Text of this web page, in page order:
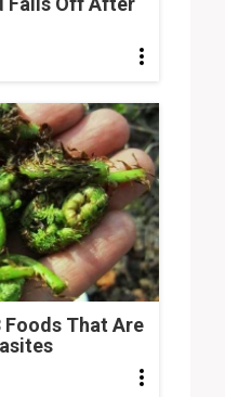
Foods That Are